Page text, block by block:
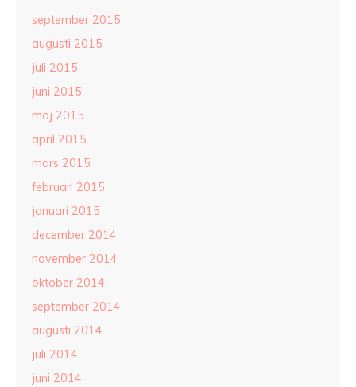
september 2015
augusti 2015
juli 2015
juni 2015
maj 2015
april 2015
mars 2015
februari 2015
januari 2015
december 2014
november 2014
oktober 2014
september 2014
augusti 2014
juli 2014
juni 2014